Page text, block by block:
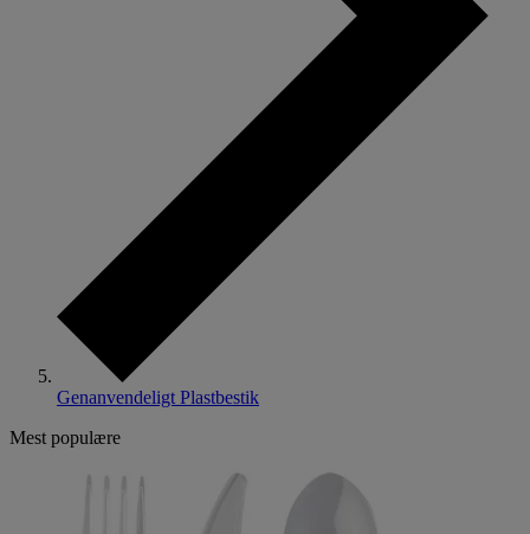
Genanvendeligt Plastbestik
Mest populære